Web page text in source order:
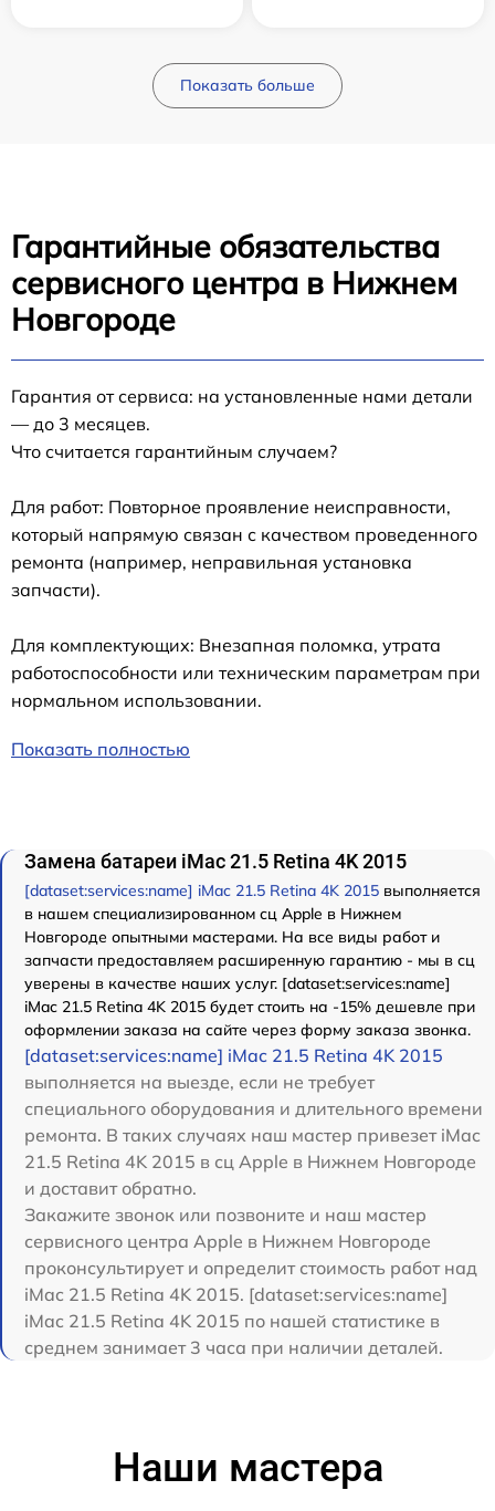
Показать больше
Гарантийные обязательства
сервисного центра в Нижнем
Новгороде
Гарантия от сервиса: на установленные нами детали
— до 3 месяцев.
Что считается гарантийным случаем?
Для работ: Повторное проявление неисправности,
который напрямую связан с качеством проведенного
ремонта (например, неправильная установка
запчасти).
Для комплектующих: Внезапная поломка, утрата
работоспособности или техническим параметрам при
нормальном использовании.
Показать полностью
Замена батареи iMac 21.5 Retina 4K 2015
[dataset:services:name] iMac 21.5 Retina 4K 2015 выполняется
в нашем специализированном сц Apple в Нижнем
Новгороде опытными мастерами. На все виды работ и
запчасти предоставляем расширенную гарантию - мы в сц
уверены в качестве наших услуг. [dataset:services:name]
iMac 21.5 Retina 4K 2015 будет стоить на -15% дешевле при
оформлении заказа на сайте через форму заказа звонка.
[dataset:services:name] iMac 21.5 Retina 4K 2015
выполняется на выезде, если не требует
специального оборудования и длительного времени
ремонта. В таких случаях наш мастер привезет iMac
21.5 Retina 4K 2015 в сц Apple в Нижнем Новгороде
и доставит обратно.
Закажите звонок или позвоните и наш мастер
сервисного центра Apple в Нижнем Новгороде
проконсультирует и определит стоимость работ над
iMac 21.5 Retina 4K 2015. [dataset:services:name]
iMac 21.5 Retina 4K 2015 по нашей статистике в
среднем занимает 3 часа при наличии деталей.
Наши мастера